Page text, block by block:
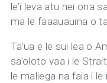
le’i leva atu nei ona
ma le faaauauina o
Ta’ua e le sui lea o
sa’oloto vaa i le
le maliega na faia i le